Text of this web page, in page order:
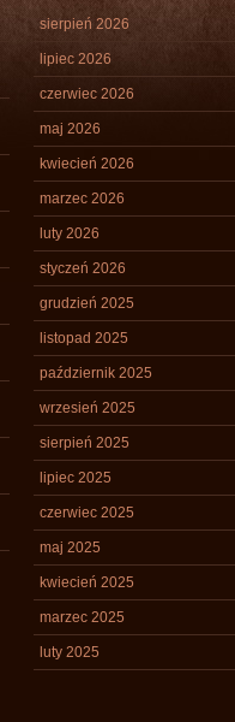
sierpień 2026
lipiec 2026
czerwiec 2026
maj 2026
kwiecień 2026
marzec 2026
luty 2026
styczeń 2026
grudzień 2025
listopad 2025
październik 2025
wrzesień 2025
sierpień 2025
lipiec 2025
czerwiec 2025
maj 2025
kwiecień 2025
marzec 2025
luty 2025